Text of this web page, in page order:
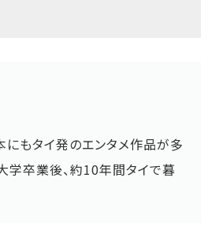
にもタイ発のエンタメ作品が多
学卒業後、約10年間タイで暮